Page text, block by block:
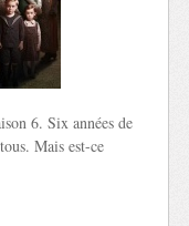
6. Six années de
Mais est-ce